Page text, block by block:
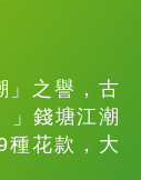
之譽，古
」錢塘江潮
種花款，大